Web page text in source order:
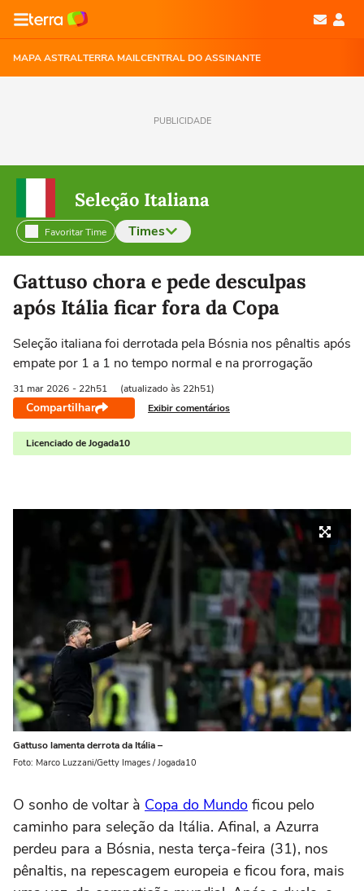
MAPA ASTRALTERRA MAILCENTRAL DO ASSINANTE
PUBLICIDADE
Seleção Italiana
Favoritar Time Times
Selecione o time para ver as notícias
Gattuso chora e pede desculpas
após Itália ficar fora da Copa
Seleção italiana foi derrotada pela Bósnia nos pênaltis após
empate por 1 a 1 no tempo normal e na prorrogação
31 mar 2026 - 22h51 (atualizado às 22h51)
Compartilhar Exibir comentários
Licenciado de Jogada10
Gattuso lamenta derrota da Itália –
Foto: Marco Luzzani/Getty Images / Jogada10
O sonho de voltar à Copa do Mundo ficou pelo
caminho para seleção da Itália. Afinal, a Azurra
perdeu para a Bósnia, nesta terça-feira (31), nos
pênaltis, na repescagem europeia e ficou fora, mais